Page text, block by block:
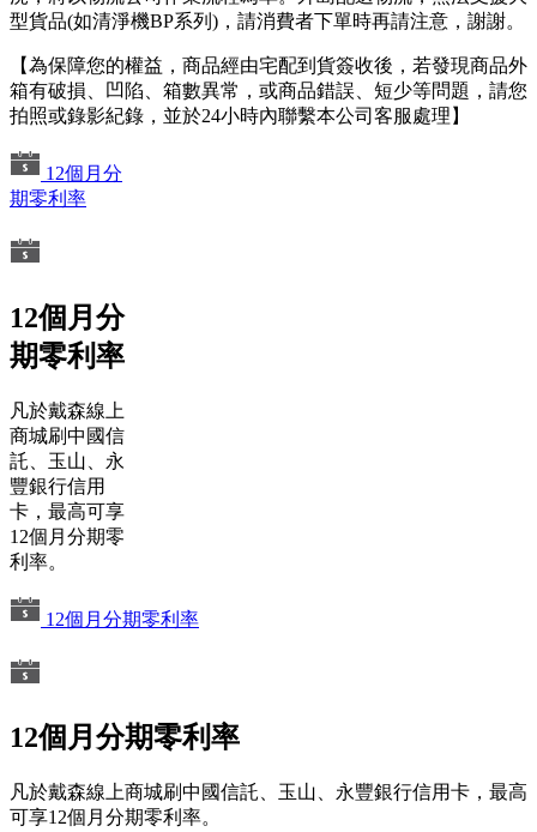
型貨品(如清淨機BP系列)，請消費者下單時再請注意，謝謝。
【為保障您的權益，商品經由宅配到貨簽收後，若發現商品外
箱有破損、凹陷、箱數異常，或商品錯誤、短少等問題，請您
拍照或錄影紀錄，並於24小時內聯繫本公司客服處理】
12個月分
期零利率
12個月分
期零利率
凡於戴森線上
商城刷中國信
託、玉山、永
豐銀行信用
卡，最高可享
12個月分期零
利率。
12個月分期零利率
12個月分期零利率
凡於戴森線上商城刷中國信託、玉山、永豐銀行信用卡，最高
可享12個月分期零利率。